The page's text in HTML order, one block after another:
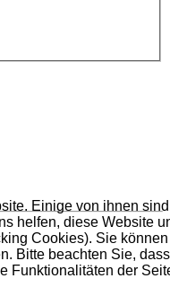
Einige von ihnen
helfen, diese Website
Cookies). Sie
Bitte beachten Sie,
Funktionalitäten der